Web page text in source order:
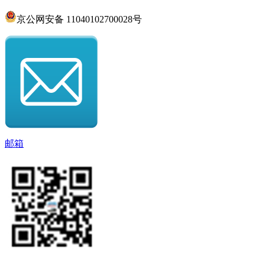
京公网安备 11040102700028号
邮箱